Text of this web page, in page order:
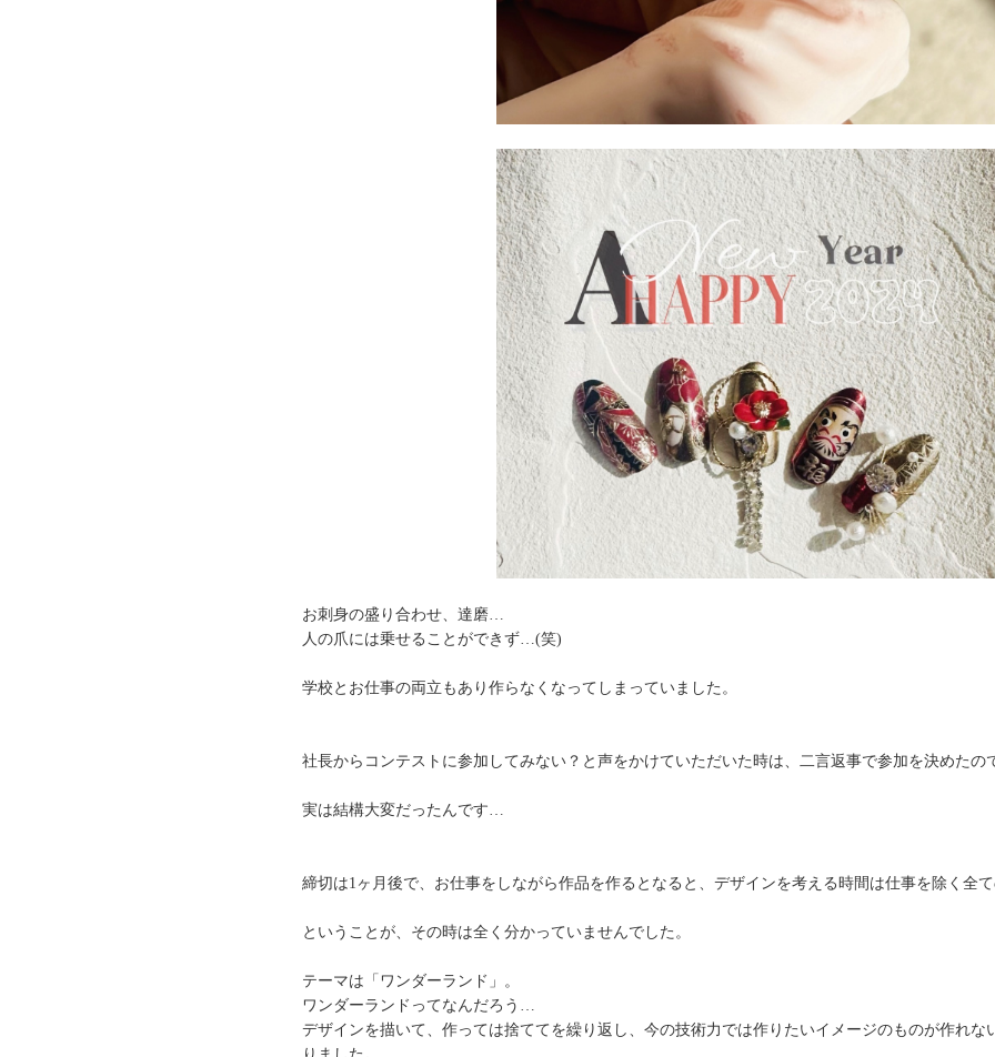
お刺身の盛り合わせ、達磨…
人の爪には乗せることができず…(笑)
学校とお仕事の両立もあり作らなくなってしまっていました。
社長からコンテストに参加してみない？と声をかけていただいた時は、二言返事で参加を決めたの
実は結構大変だったんです…
締切は1ヶ月後で、お仕事をしながら作品を作るとなると、デザインを考える時間は仕事を除く全
ということが、その時は全く分かっていませんでした。
テーマは「ワンダーランド」。
ワンダーランドってなんだろう…
デザインを描いて、作っては捨ててを繰り返し、今の技術力では作りたいイメージのものが作れな